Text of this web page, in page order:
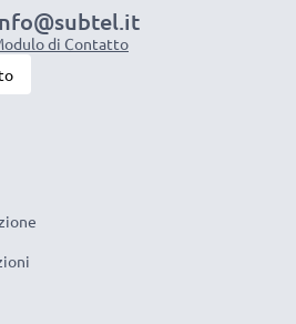
: circa 2 ore
desiderata ricarica
neanche uno scatto con
di Contatto